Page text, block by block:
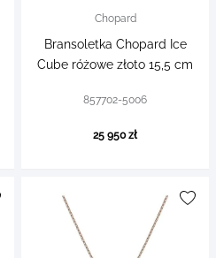
Chopard
Bransoletka Chopard Ice
Cube różowe złoto 15,5 cm
857702-5006
25 950 zł